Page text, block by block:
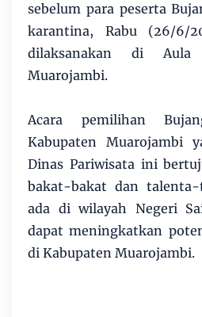
sebelum para peserta
karantina, Rabu (26/6/
dilaksanakan di Aula
Muarojambi.
Acara pemilihan
Kabupaten Muarojambi
Dinas Pariwisata ini
bakat-bakat dan
ada di wilayah Negeri
dapat meningkatkan
di Kabupaten Muarojambi.